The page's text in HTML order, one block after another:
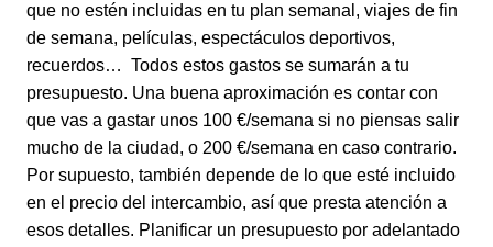
que no estén incluidas en tu plan semanal, viajes de fin
de semana, películas, espectáculos deportivos,
recuerdos… Todos estos gastos se sumarán a tu
presupuesto. Una buena aproximación es contar con
que vas a gastar unos 100 €/semana si no piensas salir
mucho de la ciudad, o 200 €/semana en caso contrario.
Por supuesto, también depende de lo que esté incluido
en el precio del intercambio, así que presta atención a
esos detalles. Planificar un presupuesto por adelantado